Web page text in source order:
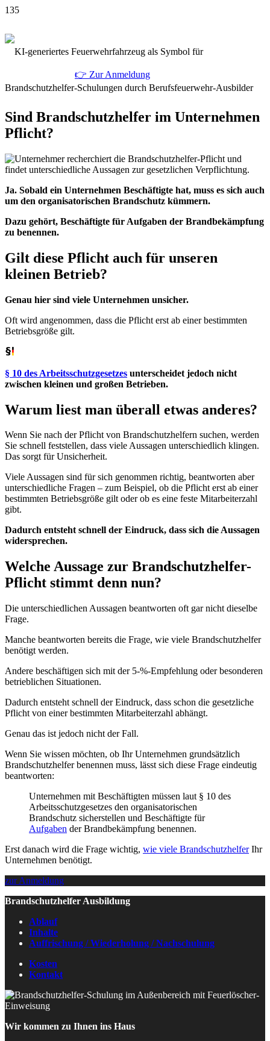
👉 Zur Anmeldung
Sind Brandschutzhelfer im Unternehmen
Pflicht?
Ja. Sobald ein Unternehmen Beschäftigte hat, muss es sich auch
um den organisatorischen Brandschutz kümmern.
Dazu gehört, Beschäftigte für Aufgaben der Brandbekämpfung
zu benennen.
Gilt diese Pflicht auch für unseren
kleinen Betrieb?
Genau hier sind viele Unternehmen unsicher.
Oft wird angenommen, dass die Pflicht erst ab einer bestimmten
Betriebsgröße gilt.
§ 10 des Arbeitsschutzgesetzes unterscheidet jedoch nicht
zwischen kleinen und großen Betrieben.
Warum liest man überall etwas anderes?
Wenn Sie nach der Pflicht von Brandschutzhelfern suchen, werden
Sie schnell feststellen, dass viele Aussagen unterschiedlich klingen.
Das sorgt für Unsicherheit.
Viele Aussagen sind für sich genommen richtig, beantworten aber
unterschiedliche Fragen – zum Beispiel, ob die Pflicht erst ab einer
bestimmten Betriebsgröße gilt oder ob es eine feste Mitarbeiterzahl
gibt.
Dadurch entsteht schnell der Eindruck, dass sich die Aussagen
widersprechen.
Welche Aussage zur Brandschutzhelfer-
Pflicht stimmt denn nun?
Die unterschiedlichen Aussagen beantworten oft gar nicht dieselbe
Frage.
Manche beantworten bereits die Frage, wie viele Brandschutzhelfer
benötigt werden.
Andere beschäftigen sich mit der 5-%-Empfehlung oder besonderen
betrieblichen Situationen.
Dadurch entsteht schnell der Eindruck, dass schon die gesetzliche
Pflicht von einer bestimmten Mitarbeiterzahl abhängt.
Genau das ist jedoch nicht der Fall.
Wenn Sie wissen möchten, ob Ihr Unternehmen grundsätzlich
Brandschutzhelfer benennen muss, lässt sich diese Frage eindeutig
beantworten:
Unternehmen mit Beschäftigten müssen laut § 10 des
Arbeitsschutzgesetzes den organisatorischen
Brandschutz sicherstellen und Beschäftigte für
Aufgaben der Brandbekämpfung benennen.
Erst danach wird die Frage wichtig, wie viele BrandschutzhelferIhr
Unternehmen benötigt.
zur Anmeldung
Brandschutzhelfer Ausbildung
Ablauf
Inhalte
Auffrischung / Wiederholung / Nachschulung
Kosten
Kontakt
Wir kommen zu Ihnen ins Haus